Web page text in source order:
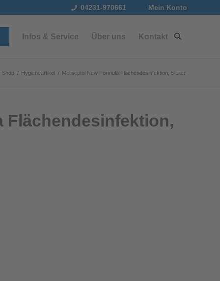
Mein Konto
04231-970661
Infos & Service Über uns Kontakt
Shop / Hygieneartikel / Meliseptol New Formula Flächendesinfektion, 5 Liter
Flächendesinfektion,